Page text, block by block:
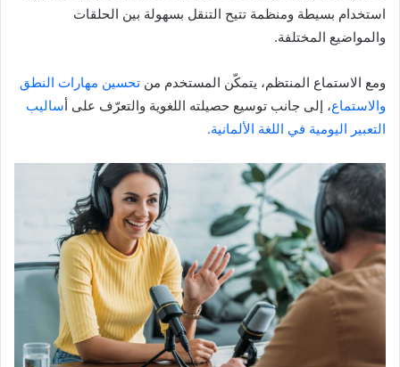
استخدام بسيطة ومنظمة تتيح التنقل بسهولة بين الحلقات
والمواضيع المختلفة.
ومع الاستماع المنتظم، يتمكّن المستخدم من تحسين مهارات النطق
والاستماع، إلى جانب توسيع حصيلته اللغوية والتعرّف على أساليب
التعبير اليومية في اللغة الألمانية.